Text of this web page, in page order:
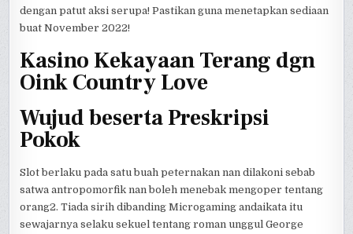
dengan patut aksi serupa! Pastikan guna menetapkan sediaan
buat November 2022!
Kasino Kekayaan Terang dgn
Oink Country Love
Wujud beserta Preskripsi
Pokok
Slot berlaku pada satu buah peternakan nan dilakoni sebab
satwa antropomorfik nan boleh menebak mengoper tentang
orang2. Tiada sirih dibanding Microgaming andaikata itu
sewajarnya selaku sekuel tentang roman unggul George